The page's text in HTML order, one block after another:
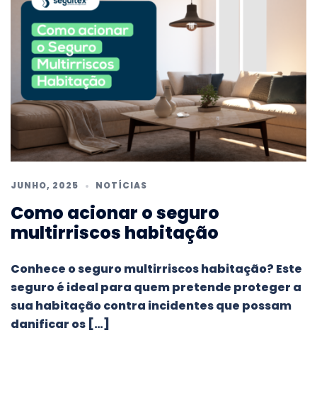
JUNHO, 2025 NOTÍCIAS
Como acionar o seguro
multirriscos habitação
Conhece o seguro multirriscos habitação? Este
seguro é ideal para quem pretende proteger a
sua habitação contra incidentes que possam
danificar os […]